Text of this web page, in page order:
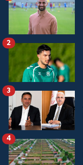
2
3
4